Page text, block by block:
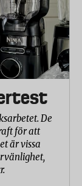
De
för att
är vissa